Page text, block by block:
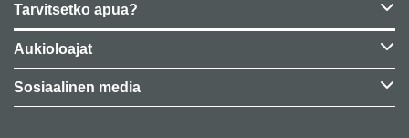
Tarvitsetko apua?
Aukioloajat
Sosiaalinen media